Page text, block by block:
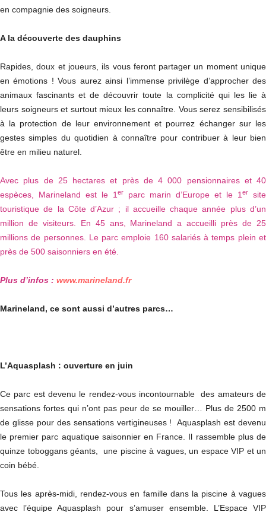
en compagnie des soigneurs.
A la découverte des dauphins
Rapides, doux et joueurs, ils vous feront partager un moment unique
en émotions ! Vous aurez ainsi l’immense privilège d’approcher des
animaux fascinants et de découvrir toute la complicité qui les lie à
leurs soigneurs et surtout mieux les connaître. Vous serez sensibilisés
à la protection de leur environnement et pourrez échanger sur les
gestes simples du quotidien à connaître pour contribuer à leur bien
être en milieu naturel.
Avec plus de 25 hectares et près de 4 000 pensionnaires et 40
espèces, Marineland est le 1 er parc marin d’Europe et le 1 er
site
touristique de la Côte d’Azur ; il accueille chaque année plus d’un
million de visiteurs. En 45 ans, Marineland a accueilli près de 25
millions de personnes. Le parc emploie 160 salariés à temps plein et
près de 500 saisonniers en été.
Plus d’infos : www.marineland.fr
Marineland, ce sont aussi d’autres parcs…
L’Aquasplash : ouverture en juin
Ce parc est devenu le rendez-vous incontournable des amateurs de
sensations fortes qui n’ont pas peur de se mouiller… Plus de 2500 m
de glisse pour des sensations vertigineuses ! Aquasplash est devenu
le premier parc aquatique saisonnier en France. Il rassemble plus de
quinze toboggans géants, une piscine à vagues, un espace VIP et un
coin bébé.
Tous les après-midi, rendez-vous en famille dans la piscine à vagues
avec l’équipe Aquasplash pour s’amuser ensemble. L’Espace VIP